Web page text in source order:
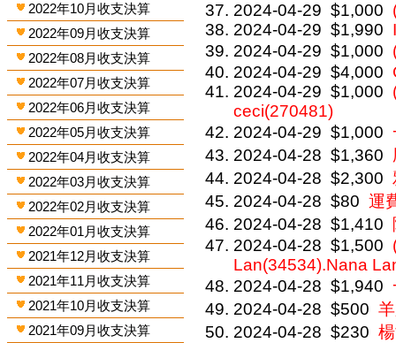
2022年10月收支決算
2022年09月收支決算
2022年08月收支決算
2022年07月收支決算
2022年06月收支決算
2022年05月收支決算
2022年04月收支決算
2022年03月收支決算
2022年02月收支決算
2022年01月收支決算
2021年12月收支決算
2021年11月收支決算
2021年10月收支決算
2021年09月收支決算
2024-04-29 $1,000
2024-04-29 $1,990
2024-04-29 $1,000
2024-04-29 $4,000
2024-04-29 $1,000
ceci(270481)
2024-04-29 $1,000
2024-04-28 $1,360
2024-04-28 $2,300
2024-04-28 $80 運
2024-04-28 $1,410
2024-04-28 $1,500
Lan(34534).Nana
2024-04-28 $1,940
2024-04-28 $500
2024-04-28 $230